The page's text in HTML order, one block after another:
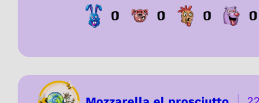
0 0 0 0